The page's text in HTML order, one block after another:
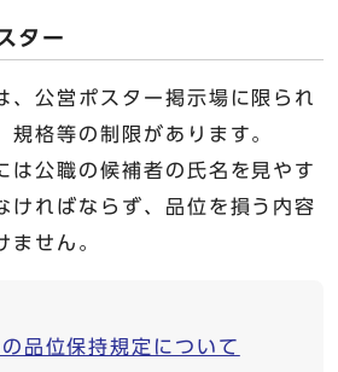
ター
、公営ポスター掲示場に限られ
規格等の制限があります。
は公職の候補者の氏名を見やす
ければならず、品位を損う内容
ません。
品位保持規定について